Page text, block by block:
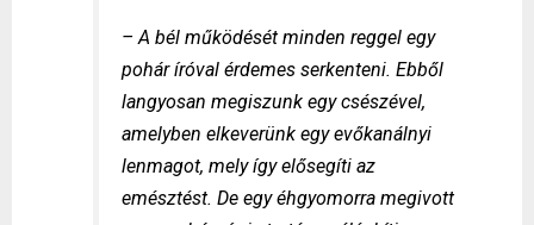
– A bél működését minden reggel egy
pohár íróval érdemes serkenteni. Ebből
langyosan megiszunk egy csészével,
amelyben elkeverünk egy evőkanálnyi
lenmagot, mely így elősegíti az
emésztést. De egy éhgyomorra megivott